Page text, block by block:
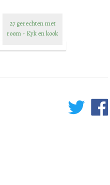
27 gerechten met
room - Kyk en kook